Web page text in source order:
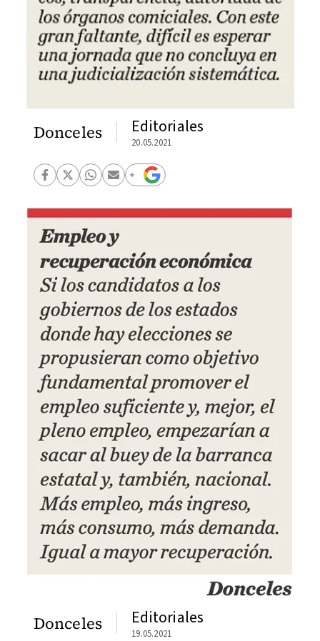
Donceles Editoriales
20.05.2021
Donceles Editoriales
19.05.2021